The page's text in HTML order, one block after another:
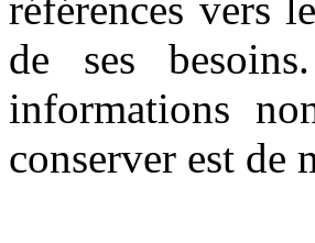
de ses
informations
conserver est de